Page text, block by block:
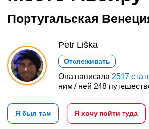
Португальская
Petr Liška
Отслеживать
Она написала 2517
ним / ней 248
Я был там Я хочу пойти туда